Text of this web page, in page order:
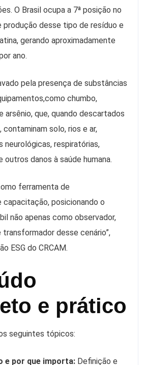
O Brasil ocupa a 7ª posição no
produção desse tipo de resíduo e
gerando aproximadamente
ano.
pela presença de substâncias
chumbo,
arsênio, que, quando descartados
contaminam solo, rios e ar,
neurológicas, respiratórias,
outros danos à saúde humana.
ferramenta de
posicionando o
não apenas como observador,
desse cenário”,
ESG do CRCAM.
e prático
seguintes tópicos:
e por que importa: Definição e